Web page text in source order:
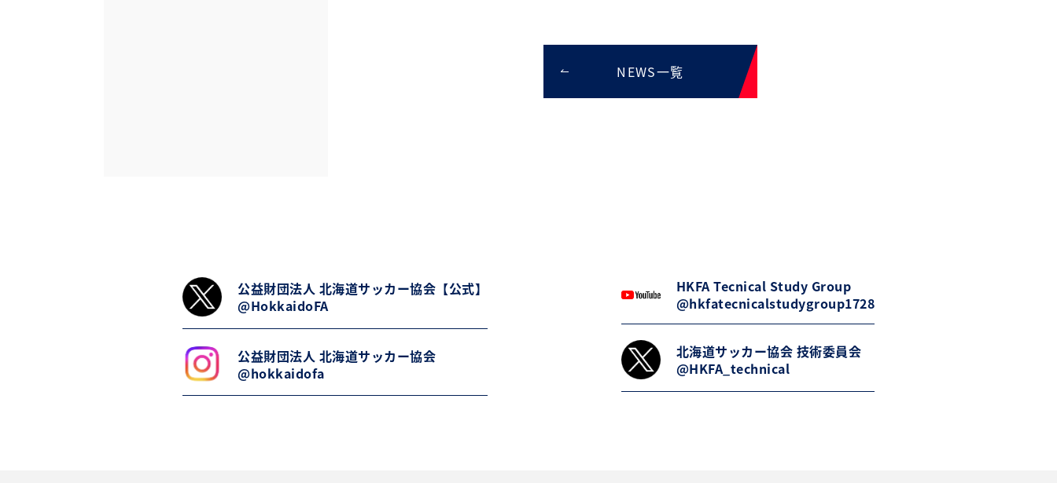
NEWS一覧
公益財団法人 北海道サッカー協会【公式】
@HokkaidoFA
公益財団法人 北海道サッカー協会
@hokkaidofa
HKFA Tecnical Study Group
@hkfatecnicalstudygroup1728
北海道サッカー協会 技術委員会
@HKFA_technical